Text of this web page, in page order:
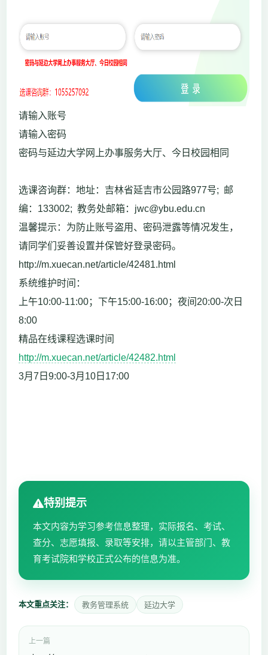
请输入账号
请输入密码
密码与延边大学网上办事服务大厅、今日校园相同
选课咨询群：地址：吉林省延吉市公园路977号; 邮
编：133002; 教务处邮箱：jwc@ybu.edu.cn
温馨提示：为防止账号盗用、密码泄露等情况发生，
请同学们妥善设置并保管好登录密码。
http://m.xuecan.net/article/42481.html
系统维护时间：
上午10:00-11:00；下午15:00-16:00；夜间20:00-次日
8:00
精品在线课程选课时间
http://m.xuecan.net/article/42482.html
3月7日9:00-3月10日17:00
特别提示
本文内容为学习参考信息整理，实际报名、考试、
查分、志愿填报、录取等安排，请以主管部门、教
育考试院和学校正式公布的信息为准。
本文重点关注： 教务管理系统 延边大学
上一篇